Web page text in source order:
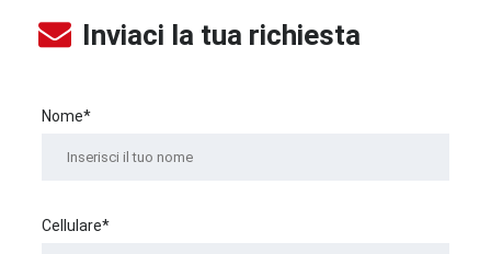
Inviaci la tua richiesta
Nome*
Cellulare*